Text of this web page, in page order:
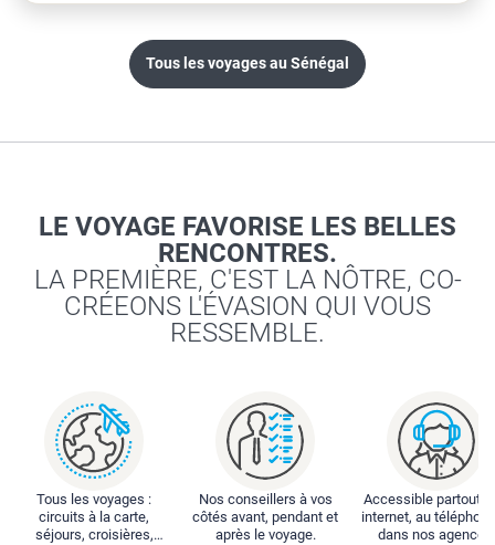
Tous les voyages au Sénégal
LE VOYAGE FAVORISE LES BELLES
RENCONTRES.
LA PREMIÈRE, C'EST LA NÔTRE, CO-
CRÉEONS L'ÉVASION QUI VOUS
RESSEMBLE.
Tous les voyages :
circuits à la carte,
séjours, croisières,
Nos conseillers à vos
côtés avant, pendant et
après le voyage.
Accessible partout :
internet, au
dans nos agences.